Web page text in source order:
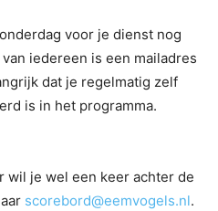
voor je dienst nog
iedereen is een mailadres
dat je regelmatig zelf
is in het programma.
wil je wel een keer achter de
scorebord@eemvogels.nl.